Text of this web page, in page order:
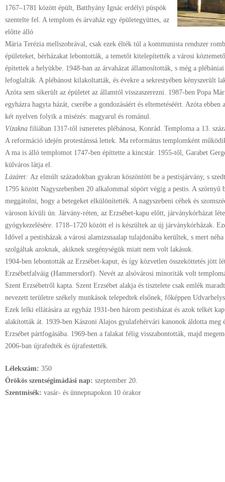
1767–1781 között épült, Batthyány Ignác erdélyi püspök
szentelte fel. A templom és árvaház egy épületegyüttes, az
előtte álló
Mária Terézia mellszobrával, csak ezek élték túl a kommunista rendszer
épületeket, bérházakat lebontották, a temetőt kitelepítették a városi
építettek a helyükbe. 1948-ban az árvaházat államosították, s még a
lefoglalták. A plébánost kilakoltatták, és évekre a sekrestyében kényszerült
Azóta sem sikerült az épületet az államtól visszaszerezni. 1987-ben Popa
egyházra hagyta házát, cserébe a gondozásáért és eltemetéséért. Azóta
két nyelven folyik a misézés: magyarul és románul.
Vízakna filiában 1317-től ismeretes plébánosa, Konrád. Temploma a 13.
A reformáció idején protestánssá lettek. Ma református templomként
A ma is álló templomot 1747-ben építtette a kincstár. 1955-től, Garabet
külváros látja el.
Lázáret: Az elmúlt századokban gyakran köszöntött be a pestisjárvány, s
1795 között Nagyszebenben 20 alkalommal söpört végig a pestis. A szörnyű
meggátolni, hogy a betegeket elkülönítették. A nagyszebeni céhek és
városon kívüli ún. Járvány-réten, az Erzsébet-kapu előtt, járványkórházat
gyógykezelésére. 1718–1720 között el is készültek az új járványkórházak.
Idővel a pestisházak a városi alamizsnaalap tulajdonába kerültek, s mert
szolgáltak azoknak, akiknek szegénységük miatt nem volt lakásuk.
1904-ben lebontották az Erzsébet-kaput, és így közvetlen összeköttetés jött
Erzsébetfalváig (Hammersdorf). Nevét az alsóvárosi minoriták volt
Szent Erzsébetről kapta. Szent Erzsébet alakja és tisztelete csak emlék
nevezett területre székely munkások telepedtek elsőnek, főképpen
Ezek lelki ellátására az egyház 1931-ben három pestisházat és azok telkét
alakították át. 1939-ben Kászoni Alajos gyulafehérvári kanonok áldotta meg
Erzsébet pártfogásába. 1969-ben a falakat félig visszabontották, majd
2006-ban újrafedték és újrafestették.
Lélekszám: 350
Örökös szentségimádási nap: szeptember 20.
Szentmisék: vasár- és ünnepnapokon 10 órakor